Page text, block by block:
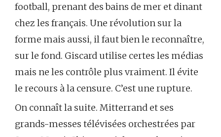
football, prenant des bains de mer et dinant
chez les français. Une révolution sur la
forme mais aussi, il faut bien le reconnaître,
sur le fond. Giscard utilise certes les médias
mais ne les contrôle plus vraiment. Il évite
le recours à la censure. C’est une rupture.
On connaît la suite. Mitterrand et ses
grands-messes télévisées orchestrées par